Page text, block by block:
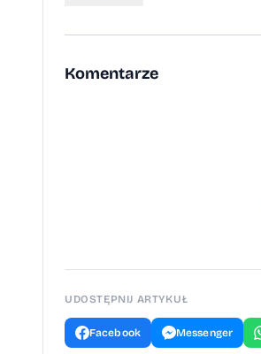
Komentarze
UDOSTĘPNIJ ARTYKUŁ
Facebook Messenger